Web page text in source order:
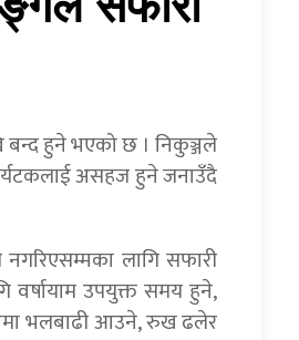
बन्द हुने भएको छ । निकुञ्जले
असहज हुने जनाउँदै
लागि सफारी
वर्षायाम उपयुक्त समय हुने,
भलबाढी आउने, रुख ढलेर